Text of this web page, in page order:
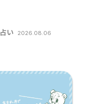
占い 2026.08.06